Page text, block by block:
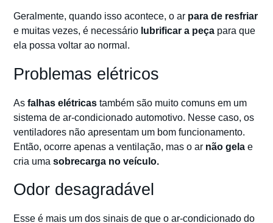
Geralmente, quando isso acontece, o ar para de resfriar
e muitas vezes, é necessário lubrificar a peça para que
ela possa voltar ao normal.
Problemas elétricos
Asfalhas elétricas também são muito comuns em um
sistema de ar-condicionado automotivo. Nesse caso, os
ventiladores não apresentam um bom funcionamento.
Então, ocorre apenas a ventilação, mas o ar não gela e
cria umasobrecarga no veículo.
Odor desagradável
Esse é mais um dos sinais de que o ar-condicionado do